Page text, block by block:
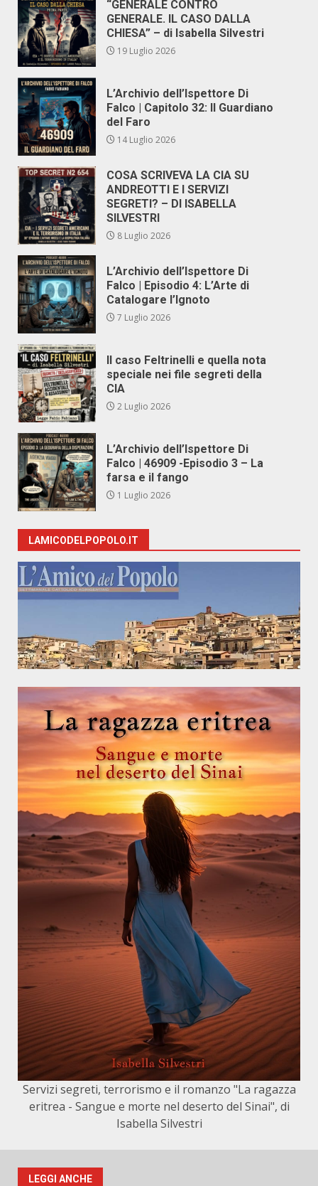
“GENERALE CONTRO
GENERALE. IL CASO DALLA
CHIESA” – di Isabella Silvestri
19 Luglio 2026
L’Archivio dell’Ispettore Di
Falco | Capitolo 32: Il Guardiano
del Faro
14 Luglio 2026
COSA SCRIVEVA LA CIA SU
ANDREOTTI E I SERVIZI
SEGRETI? – DI ISABELLA
SILVESTRI
8 Luglio 2026
L’Archivio dell’Ispettore Di
Falco | Episodio 4: L’Arte di
Catalogare l’Ignoto
7 Luglio 2026
Il caso Feltrinelli e quella nota
speciale nei file segreti della
CIA
2 Luglio 2026
L’Archivio dell’Ispettore Di
Falco | 46909 -Episodio 3 – La
farsa e il fango
1 Luglio 2026
LAMICODELPOPOLO.IT
Servizi segreti, terrorismo e il romanzo "La ragazza
eritrea - Sangue e morte nel deserto del Sinai", di
Isabella Silvestri
LEGGI ANCHE